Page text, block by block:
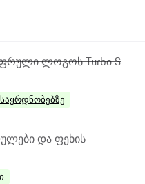
ლოგოს Turbo S
და ფეხის